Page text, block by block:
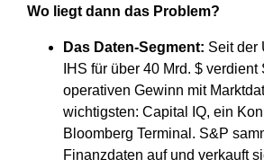
Wo liegt dann das Problem?
Das Daten-Segment: Seit der
IHS für über 40 Mrd. $
operativen Gewinn mit
wichtigsten: Capital IQ, ein
Bloomberg Terminal. S&P
Finanzdaten auf und verkauft